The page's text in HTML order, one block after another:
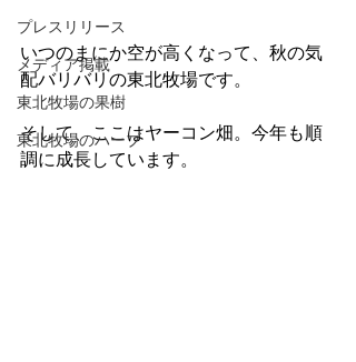
プレスリリース
メディア掲載
東北牧場の果樹
東北牧場のハーブ
いつのまにか空が高くなって、秋の気
配バリバリの東北牧場です。
そして、ここはヤーコン畑。今年も順
調に成長しています。